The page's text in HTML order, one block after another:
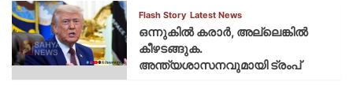
Flash Story Latest News
ഒന്നുകില്‍ കരാര്‍, അല്ലെങ്കില്‍
കീഴടങ്ങുക.
അന്ത്യശാസനവുമായി ട്രംപ്